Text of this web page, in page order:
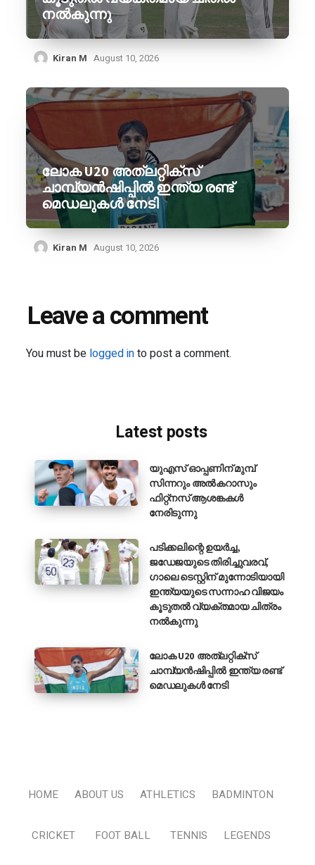
നൽകുന്നു
Kiran M August 10, 2026
ലോക U20 അത്‌ലറ്റിക്‌സ്
ചാമ്പ്യൻഷിപ്പിൽ ഇന്ത്യ രണ്ട്
മെഡലുകൾ നേടി
Kiran M August 10, 2026
Leave a comment
You must be logged into post a comment.
Latest posts
യുഎസ് ഓപ്പണിന് മുമ്പ്
സിന്നറും അൽകറാസും
ഫിറ്റ്നസ് ആശങ്കകൾ
നേരിടുന്നു
പടിക്കലിന്റെ ഉയർച്ച,
ജഡേജയുടെ തിരിച്ചുവരവ്,
ഗാലെ ടെസ്റ്റിന് മുന്നോടിയായി
ഇന്ത്യയുടെ സന്നാഹ വിജയം
കൂടുതൽ വ്യക്തമായ ചിത്രം
നൽകുന്നു
ലോക U20 അത്‌ലറ്റിക്‌സ്
ചാമ്പ്യൻഷിപ്പിൽ ഇന്ത്യ രണ്ട്
മെഡലുകൾ നേടി
HOME ABOUT US ATHLETICS BADMINTON
CRICKET FOOT BALL TENNIS LEGENDS